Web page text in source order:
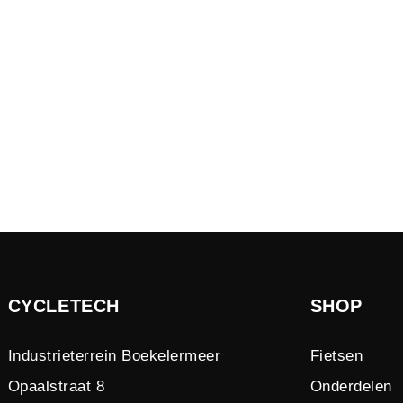
CYCLETECH
Industrieterrein Boekelermeer
Opaalstraat 8
SHOP
Fietsen
Onderdelen